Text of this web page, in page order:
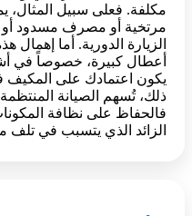
مكلفة. فعلى سبيل المثال،
مرتخية أو مصرف مسدود أو
الزيارة الدورية. أما
أعطال كبيرة، خصوصاً في
يكون اعتمادك على المكيف
ذلك، تُسهم الصيانة
فالحفاظ على نظافة
الزائد الذي يتسبب في تلف